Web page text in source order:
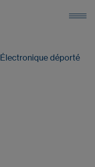
Électronique déporté